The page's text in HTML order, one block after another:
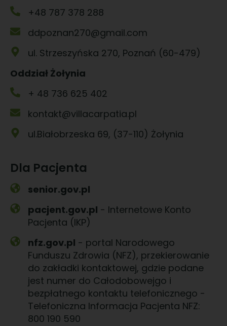
+48 787 378 288
ddpoznan270@gmail.com
ul. Strzeszyńska 270, Poznań (60-479)
Oddział Żołynia
+ 48 736 625 402
kontakt@villacarpatia.pl
ul.Białobrzeska 69, (37-110) Żołynia
Dla Pacjenta
senior.gov.pl
pacjent.gov.pl - Internetowe Konto
Pacjenta (IKP)
nfz.gov.pl - portal Narodowego
Funduszu Zdrowia (NFZ), przekierowanie
do zakładki kontaktowej, gdzie podane
jest numer do Całodobowejgo i
bezpłatnego kontaktu telefonicznego -
Telefoniczna Informacja Pacjenta NFZ:
800 190 590